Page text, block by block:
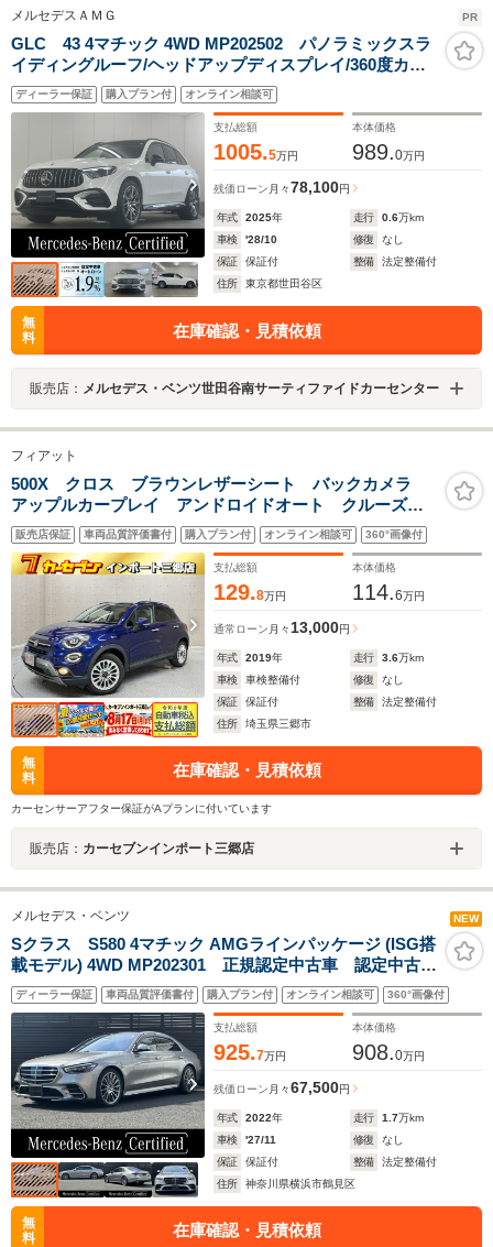
メルセデスＡＭＧ PR
GLC 43 4マチック 4WD MP202502 パノラミックスラ
イディングルーフ/ヘッドアップディスプレイ/360度カメ
ラ/運転席・助手席ヒーター機能付きベンチレーションシ
ート/後席シートヒーター/Burumesterサラウンドサウン
ドシステム/ドライブレコーダー
ディーラー保証 購入プラン付 オンライン相談可
支払総額
1005.5万円
本体価格
989.0万円
残価ローン 月々78,100円
年式 2025年 走行 0.6万km
車検
'28/10 修復
なし
保証
保証付 整備
法定整備付
住所
東京都世田谷区
無
料
在庫確認・見積依頼
販売店： メルセデス・ベンツ世田谷南サーティファイドカーセンター
フィアット
500X クロス ブラウンレザーシート バックカメラ
アップルカープレイ アンドロイドオート クルーズコ
ントロール シートヒーター プッシュスタート ETC
販売店保証 車両品質評価書付 購入プラン付 オンライン相談可 360°画像付
支払総額
129.8万円
本体価格
114.6万円
通常ローン 月々 13,000円
年式 2019年 走行 3.6万km
車検
車検整備付 修復
なし
保証
保証付 整備
法定整備付
住所
埼玉県三郷市
無
料
在庫確認・見積依頼
カーセンサーアフター保証がAプランに付いています
販売店： カーセブンインポート三郷店
メルセデス・ベンツ NEW
Sクラス S580 4マチック AMGラインパッケージ (ISG搭
載モデル) 4WD MP202301 正規認定中古車 認定中古車
保証2年付き AMGラインパッケージ パノラミックス
ライディングルーフ ブルメスターサラウンドサウンド
システム ACC 360°カメラ オートトランク レーダ
ーセーフティ LED USB
ディーラー保証 車両品質評価書付 購入プラン付 オンライン相談可 360°画像付
支払総額
925.7万円
本体価格
908.0万円
残価ローン 月々67,500円
年式 2022年 走行 1.7万km
車検
'27/11 修復
なし
保証
保証付 整備
法定整備付
住所
神奈川県横浜市鶴見区
無
料
在庫確認・見積依頼